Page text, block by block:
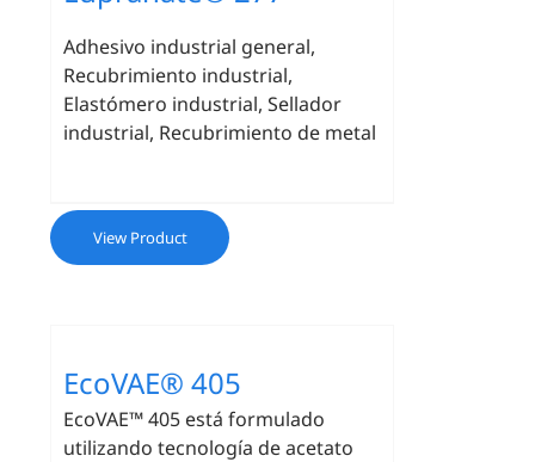
Adhesivo industrial general,
Recubrimiento industrial,
Elastómero industrial, Sellador
industrial, Recubrimiento de metal
View Product
EcoVAE® 405
EcoVAE™ 405 está formulado
utilizando tecnología de acetato